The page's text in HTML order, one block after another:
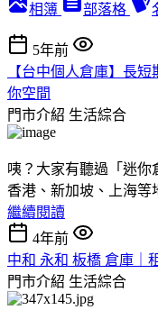
相簿 部落格
5年前
【台中個人倉庫】長
你空間
門市介紹 生活綜合
咦？大家有聽過「迷
香港、新加坡、上海等
繼續閱讀
4年前
中和 永和 板橋 倉庫｜
門市介紹 生活綜合